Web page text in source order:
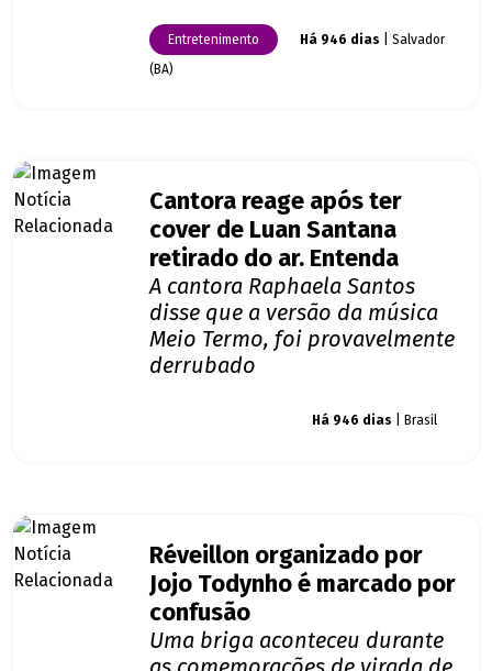
Entretenimento Há 946 dias | Salvador
(BA)
Cantora reage após ter
cover de Luan Santana
retirado do ar. Entenda
A cantora Raphaela Santos
disse que a versão da música
Meio Termo, foi provavelmente
derrubado
Há 946 dias | Brasil
Réveillon organizado por
Jojo Todynho é marcado por
confusão
Uma briga aconteceu durante